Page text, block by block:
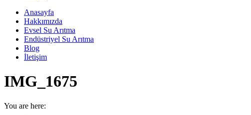
Anasayfa
Hakkımızda
Evsel Su Arıtma
Endüstriyel Su Arıtma
Blog
İletişim
IMG_1675
You are here: